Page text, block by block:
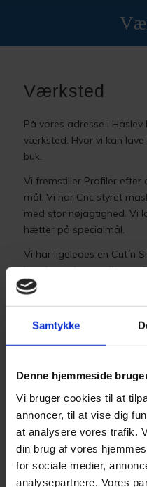
Samtykke
Denne hjemmeside
Vi bruger cookies til at
annoncer, til at vise dig
at analysere vores trafik.
din brug af vores
for sociale medier,
analysepartnere. Vores
Værksted
På vores adresse i
værksted. Hvor vi kan
buk.
Vi fremstiller Profiler efter
mål. Vi har Cnc styret
med stor nøjagtighed. Vi
hætter på specialmål.
Vi har ligeledes en Cut´n
lave lange baner eller
sædvanlige. Vi bukker
• Zink natur• Zink antracit
Aluminium (flere farver).•
være velkommen til at
EasyZink – Et